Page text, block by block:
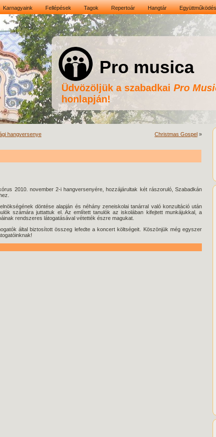
Karnagyaink Fellépések Tagok Repertoár Hangtár
Pro musica
Üdvözöljük a szabadkai Pro
honlapján!
hangversenye Christmas Gospel »
2010. november 2-i hangversenyére, hozzájárultak két rászoruló, Szabadkán
döntése alapján és néhány zeneiskolai tanárral való konzultáció után
számára juttattuk el. Az említett tanulók az iskolában kifejtett munkájukkal, a
rendszeres látogatásával vétették észre magukat.
által biztosított összeg lefedte a koncert költségeit. Köszönjük még egyszer
!